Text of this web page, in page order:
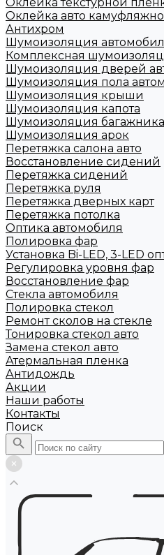
Оклейка текстурной
Оклейка авто
Антихром
Шумоизоляция
Комплексная
Шумоизоляция дверей
Шумоизоляция пола
Шумоизоляция крыши
Шумоизоляция капота
Шумоизоляция багажника
Шумоизоляция арок
Перетяжка салона авто
Восстановление сидений
Перетяжка сидений
Перетяжка руля
Перетяжка дверных карт
Перетяжка потолка
Оптика автомобиля
Полировка фар
Установка Bi-LED, 3-LED
Регулировка уровня фар
Восстановление фар
Стекла автомобиля
Полировка стекол
Ремонт сколов на стекле
Тонировка стекол авто
Замена стекол авто
Атермальная пленка
Антидождь
Акции
Наши работы
Контакты
Поиск